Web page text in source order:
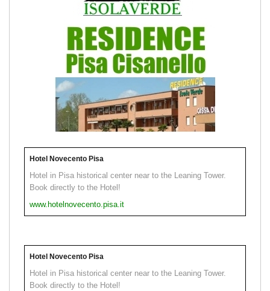
Hotel Novecento Pisa
Hotel in Pisa historical center near to the Leaning Tower.
Book directly to the Hotel!
www.hotelnovecento.pisa.it
Hotel Novecento Pisa
Hotel in Pisa historical center near to the Leaning Tower.
Book directly to the Hotel!